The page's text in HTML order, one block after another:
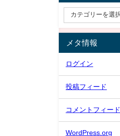
メタ情報
ログイン
投稿フィード
コメントフィード
WordPress.org